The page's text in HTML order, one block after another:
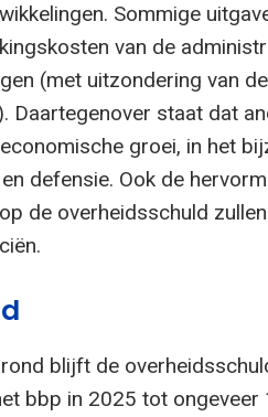
Sommige
van de
(met uitzondering van
Daartegenover staat dat
groei, in het
defensie. Ook de
de overheidsschuld
blijft de
bbp in 2025 tot